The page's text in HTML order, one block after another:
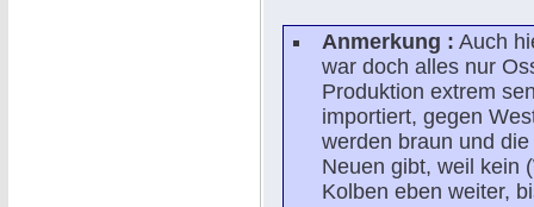
Anmerkung : Auch
war doch alles nur
Produktion extrem
importiert, gegen
werden braun und
Neuen gibt, weil kein
Kolben eben weiter,